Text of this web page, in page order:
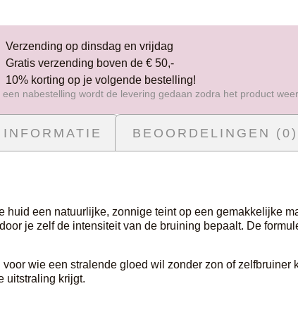
Verzending op dinsdag en vrijdag
Gratis verzending boven de € 50,-
10% korting op je volgende bestelling!
een nabestelling wordt de levering gedaan zodra het product
BEOORDELINGEN (0)
huid een natuurlijke, zonnige teint op een gemakkelijke
je zelf de intensiteit van de bruining bepaalt. De
wie een stralende gloed wil zonder zon of zelfbruiner
uitstraling krijgt.